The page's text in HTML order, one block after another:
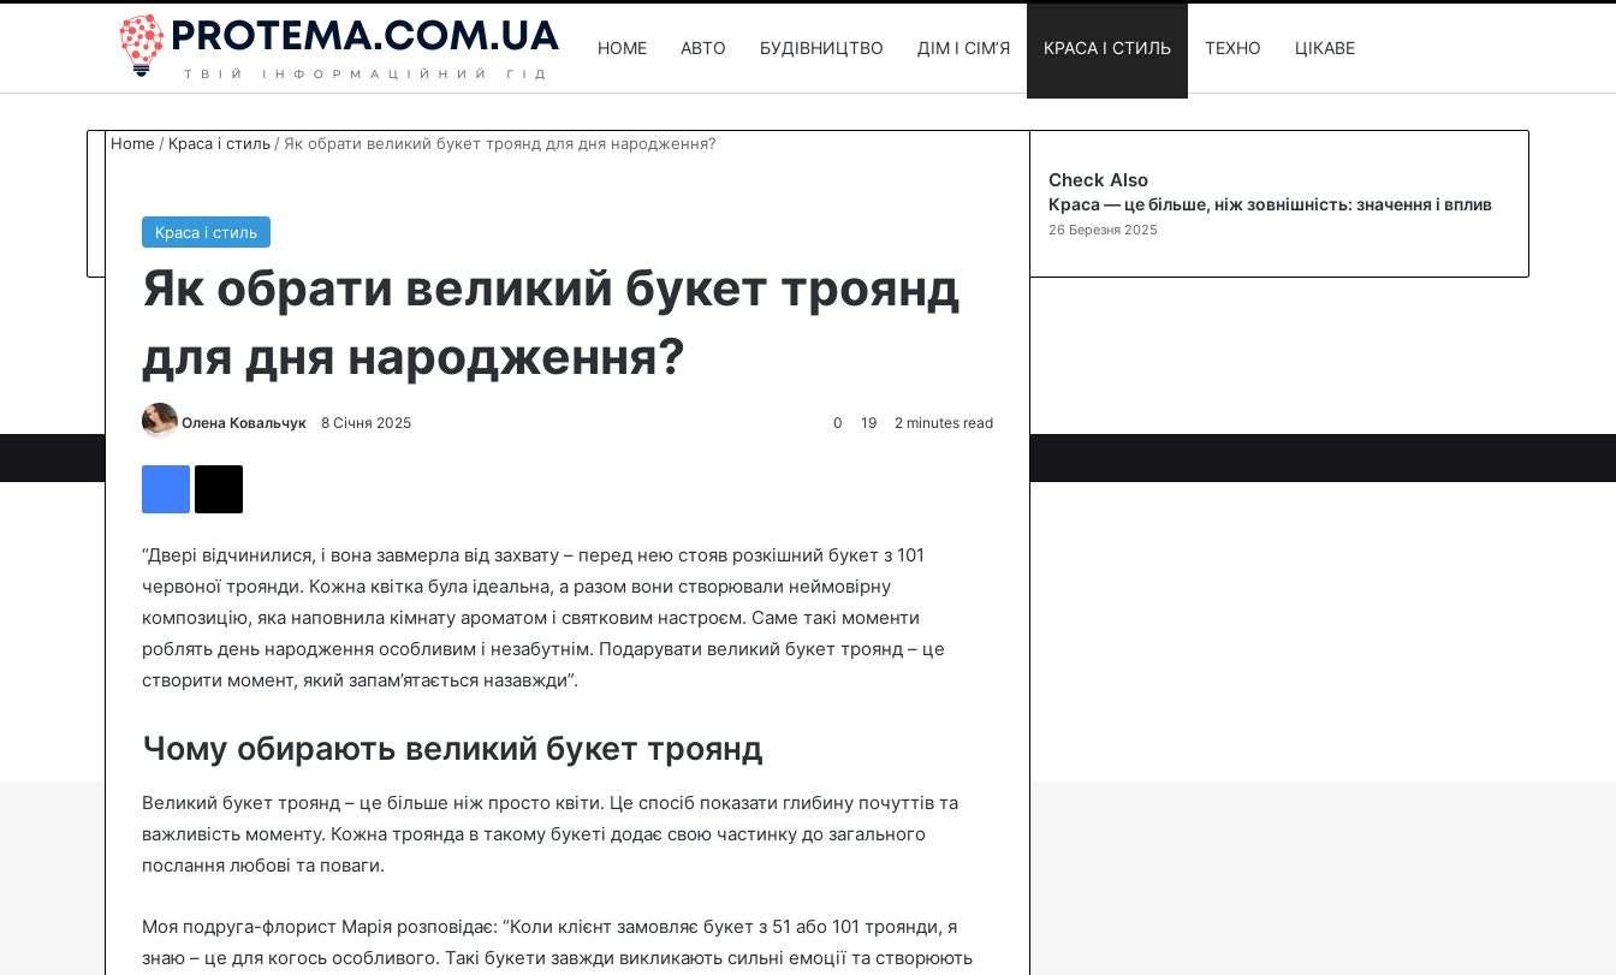
HOME АВТО БУДІВНИЦТВО ДІМ І СІМʼЯ КРАСА І СТИЛЬ ТЕХНО ЦІКАВЕ
Home / Краса і стиль / Як обрати великий букет троянд для дня народження?
Краса і стиль
Як обрати великий букет троянд
для дня народження?
Олена Ковальчук
n
e
m
a
i
8 Січня 2025 0 19 2 minutes read
Facebook
“Двері відчинилися, і вона завмерла від захвату – перед нею стояв розкішний букет з 101
червоної троянди. Кожна квітка була ідеальна, а разом вони створювали неймовірну
композицію, яка наповнила кімнату ароматом і святковим настроєм. Саме такі моменти
роблять день народження особливим і незабутнім. Подарувати великий букет троянд – це
створити момент, який запам’ятається назавжди”.
Чому обирають великий букет троянд
Великий букет троянд – це більше ніж просто квіти. Це спосіб показати глибину почуттів та
важливість моменту. Кожна троянда в такому букеті додає свою частинку до загального
послання любові та поваги.
Моя подруга-флорист Марія розповідає: “Коли клієнт замовляє букет з 51 або 101 троянди, я
знаю – це для когось особливого. Такі букети завжди викликають сильні емоції та створюють
Check Also
l
e
Краса — це більше, ніж зовнішність: значення і вплив
26 Березня 2025